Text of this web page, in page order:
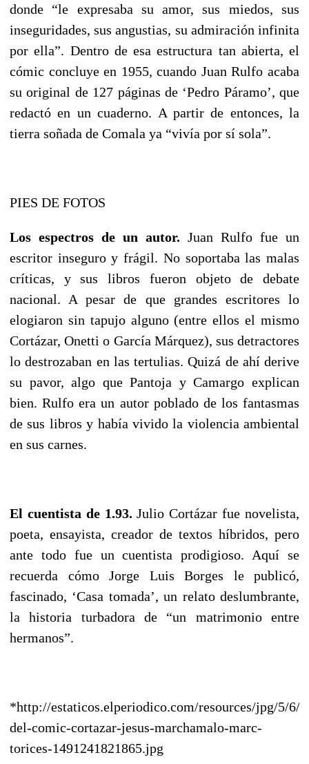
donde “le expresaba su amor, sus miedos, sus
inseguridades, sus angustias, su admiración infinita
por ella”. Dentro de esa estructura tan abierta, el
cómic concluye en 1955, cuando Juan Rulfo acaba
su original de 127 páginas de ‘Pedro Páramo’, que
redactó en un cuaderno. A partir de entonces, la
tierra soñada de Comala ya “vivía por sí sola”.
PIES DE FOTOS
Los espectros de un autor. Juan Rulfo fue un
escritor inseguro y frágil. No soportaba las malas
críticas, y sus libros fueron objeto de debate
nacional. A pesar de que grandes escritores lo
elogiaron sin tapujo alguno (entre ellos el mismo
Cortázar, Onetti o García Márquez), sus detractores
lo destrozaban en las tertulias. Quizá de ahí derive
su pavor, algo que Pantoja y Camargo explican
bien. Rulfo era un autor poblado de los fantasmas
de sus libros y había vivido la violencia ambiental
en sus carnes.
El cuentista de 1.93. Julio Cortázar fue novelista,
poeta, ensayista, creador de textos híbridos, pero
ante todo fue un cuentista prodigioso. Aquí se
recuerda cómo Jorge Luis Borges le publicó,
fascinado, ‘Casa tomada’, un relato deslumbrante,
la historia turbadora de “un matrimonio entre
hermanos”.
*http://estaticos.elperiodico.com/resources/jpg/5/6/
del-comic-cortazar-jesus-marchamalo-marc-
torices-1491241821865.jpg